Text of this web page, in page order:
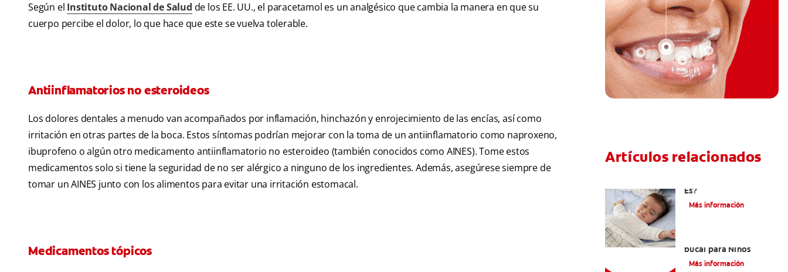
Según el Instituto Nacional de Salud de los EE. UU., el paracetamol es un analgésico que cambia la manera en que su
cuerpo percibe el dolor, lo que hace que este se vuelva tolerable.
Antiinflamatorios no esteroideos
Los dolores dentales a menudo van acompañados por inflamación, hinchazón y enrojecimiento de las encías, así como
irritación en otras partes de la boca. Estos síntomas podrían mejorar con la toma de un antiinflamatorio como naproxeno,
ibuprofeno o algún otro medicamento antiinflamatorio no esteroideo (también conocidos como AINES). Tome estos
medicamentos solo si tiene la seguridad de no ser alérgico a ninguno de los ingredientes. Además, asegúrese siempre de
tomar un AINES junto con los alimentos para evitar una irritación estomacal.
Medicamentos tópicos
Artículos relacionados
Es?
Más información
bucal para Niños
Más información